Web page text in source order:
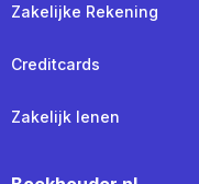
Zakelijke Rekening
Creditcards
Zakelijk lenen